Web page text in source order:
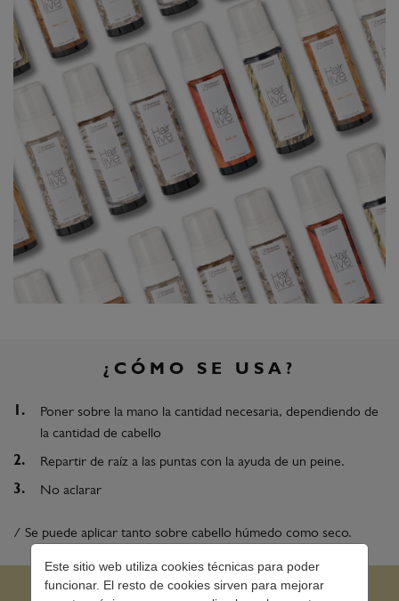
Este sitio web utiliza cookies técnicas para poder
funcionar. El resto de cookies sirven para mejorar
¿CÓMO SE USA?
Poner sobre la mano la cantidad necesaria, dependiendo de
la cantidad de cabello
Repartir de raíz a las puntas con la ayuda de un peine.
No aclarar
/ Se puede aplicar tanto sobre cabello húmedo como seco.